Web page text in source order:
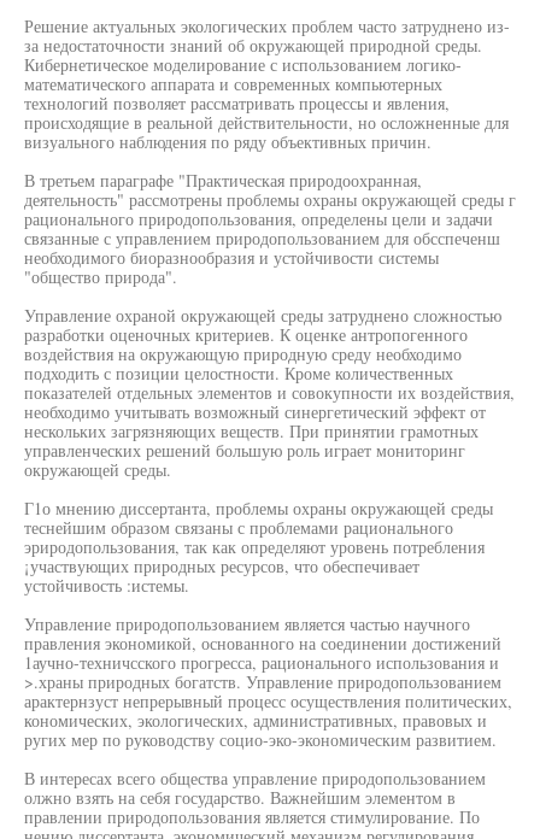
Решение актуальных экологических проблем часто затруднено из-
за недостаточности знаний об окружающей природной среды.
Кибернетическое моделирование с использованием логико-
математического аппарата и современных компьютерных
технологий позволяет рассматривать процессы и явления,
происходящие в реальной действительности, но осложненные для
визуального наблюдения по ряду объективных причин.
В третьем параграфе "Практическая природоохранная,
деятельность" рассмотрены проблемы охраны окружающей среды г
рационального природопользования, определены цели и задачи
связанные с управлением природопользованием для обсспеченш
необходимого биоразнообразия и устойчивости системы
"общество природа".
Управление охраной окружающей среды затруднено сложностью
разработки оценочных критериев. К оценке антропогенного
воздействия на окружающую природную среду необходимо
подходить с позиции целостности. Кроме количественных
показателей отдельных элементов и совокупности их воздействия,
необходимо учитывать возможный синергетический эффект от
нескольких загрязняющих веществ. При принятии грамотных
управленческих решений большую роль играет мониторинг
окружающей среды.
Г1о мнению диссертанта, проблемы охраны окружающей среды
теснейшим образом связаны с проблемами рационального
эриродопользования, так как определяют уровень потребления
¡участвующих природных ресурсов, что обеспечивает
устойчивость :истемы.
Управление природопользованием является частью научного
правления экономикой, основанного на соединении достижений
1аучно-техничсского прогресса, рационального использования и
>.храны природных богатств. Управление природопользованием
арактернзуст непрерывный процесс осуществления политических,
кономических, экологических, административных, правовых и
ругих мер по руководству социо-эко-экономическим развитием.
В интересах всего общества управление природопользованием
олжно взять на себя государство. Важнейшим элементом в
правлении природопользования является стимулирование. По